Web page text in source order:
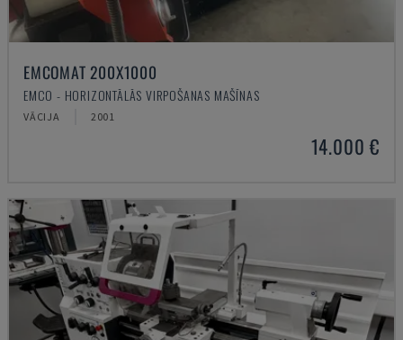
EMCOMAT 200X1000
EMCO - HORIZONTĀLĀS VIRPOŠANAS MAŠĪNAS
VĀCIJA 2001
14.000 €